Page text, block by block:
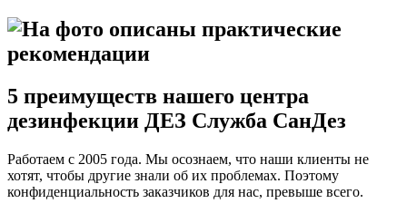
5 преимуществ нашего центра
дезинфекции ДЕЗ Служба СанДез
Работаем с 2005 года. Мы осознаем, что наши клиенты не
хотят, чтобы другие знали об их проблемах. Поэтому
конфиденциальность заказчиков для нас, превыше всего.